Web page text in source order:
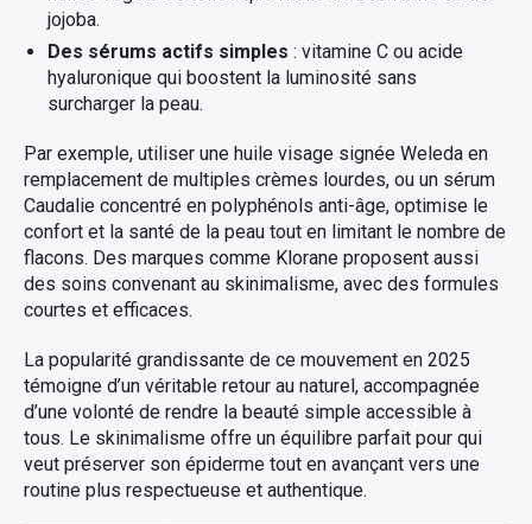
jojoba.
Des sérums actifs simples : vitamine C ou acide
hyaluronique qui boostent la luminosité sans
surcharger la peau.
Par exemple, utiliser une huile visage signée Weleda en
remplacement de multiples crèmes lourdes, ou un sérum
Caudalie concentré en polyphénols anti-âge, optimise le
confort et la santé de la peau tout en limitant le nombre de
flacons. Des marques comme Klorane proposent aussi
des soins convenant au skinimalisme, avec des formules
courtes et efficaces.
La popularité grandissante de ce mouvement en 2025
témoigne d’un véritable retour au naturel, accompagnée
d’une volonté de rendre la beauté simple accessible à
tous. Le skinimalisme offre un équilibre parfait pour qui
veut préserver son épiderme tout en avançant vers une
routine plus respectueuse et authentique.